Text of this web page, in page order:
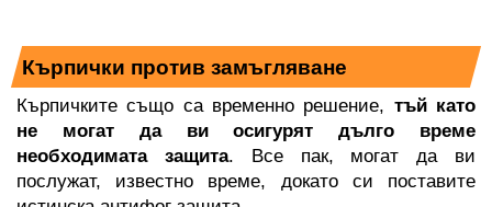
Кърпички против замъгляване
Кърпичките също са временно решение, тъй като
не могат да ви осигурят дълго време
необходимата защита. Все пак, могат да ви
послужат, известно време, докато си поставите